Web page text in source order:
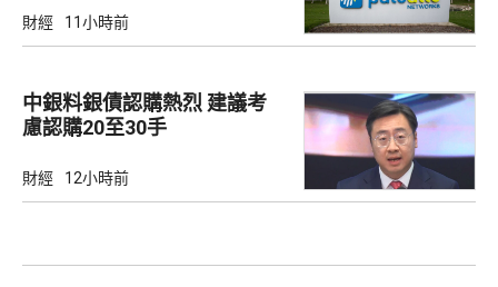
財經 11小時前
中銀料銀債認購熱烈 建議考
慮認購20至30手
財經 12小時前